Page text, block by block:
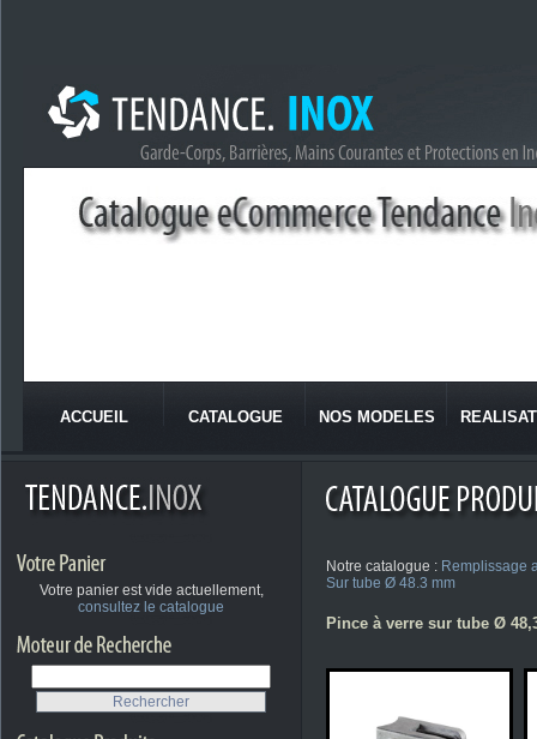
ACCUEIL CATALOGUE NOS MODELES
Votre panier est vide actuellement,
consultez le catalogue
Notre catalogue : Remplissage
Sur tube Ø 48.3 mm
Pince à verre sur tube Ø